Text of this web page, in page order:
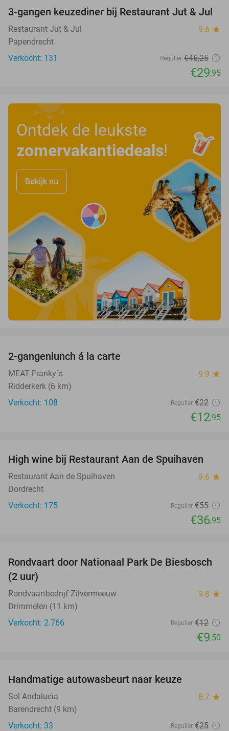
35%
3-gangen keuzediner bij Restaurant Jut & Jul
Restaurant Jut & Jul 9.6 star
Papendrecht
Verkocht: 131
Regulier €46,25
€29,95
Ontdek de leukste
zomervakantiedeals!
Bekijk nu
2-gangenlunch á la carte
MEAT Franky´s 9.9 star
Ridderkerk (6 km)
Verkocht: 108
Regulier €22
€12,95
33%
High wine bij Restaurant Aan de Spuihaven
Restaurant Aan de Spuihaven 9.6 star
Dordrecht
Verkocht: 175
Regulier €55
€36,95
21%
Rondvaart door Nationaal Park De Biesbosch
(2 uur)
Rondvaartbedrijf Zilvermeeuw 9.8 star
Drimmelen (11 km)
Verkocht: 2.766
Regulier €12
€9,50
Handmatige autowasbeurt naar keuze
Sol Andalucia 8.7 star
Barendrecht (9 km)
Verkocht: 33
Regulier €25